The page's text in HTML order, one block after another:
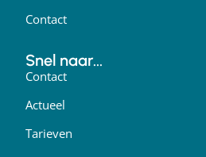
Contact
Snel naar...
Contact
Actueel
Tarieven